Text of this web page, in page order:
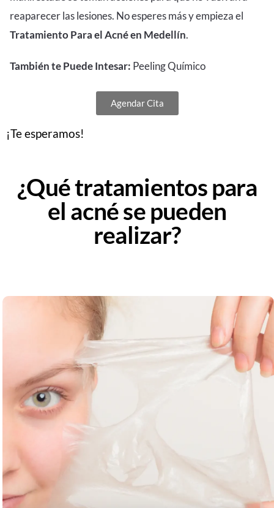
reaparecer las lesiones. No esperes más y empieza el
Tratamiento Para el Acné en Medellín.
También te Puede Intesar: Peeling Químico
Agendar Cita
¡Te esperamos!
¿Qué tratamientos para
el acné se pueden
realizar?